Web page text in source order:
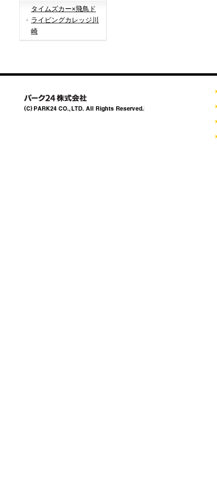
タイムズカー×飛鳥ド
ライビングカレッジ川
崎